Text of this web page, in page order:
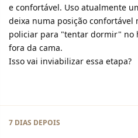
e confortável. Uso atualmente
deixa numa posição confortável
policiar para "tentar dormir" no
fora da cama.
Isso vai inviabilizar essa etapa?
7 DIAS DEPOIS